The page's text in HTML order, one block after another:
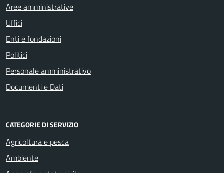
Aree amministrative
Uffici
Enti e fondazioni
Politici
Personale amministrativo
Documenti e Dati
CATEGORIE DI SERVIZIO
Agricoltura e pesca
Ambiente